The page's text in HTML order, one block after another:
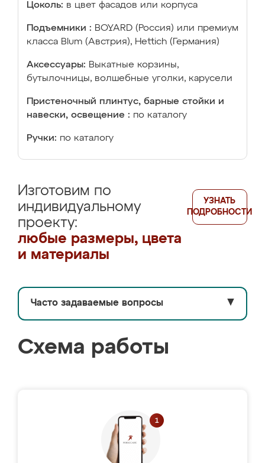
Цоколь: в цвет фасадов или корпуса
Подъемники : BOYARD (Россия) или премиум
класса Blum (Австрия), Hettich (Германия)
Аксессуары: Выкатные корзины,
бутылочницы, волшебные уголки, карусели
Пристеночный плинтус, барные стойки и
навески, освещение : по каталогу
Ручки: по каталогу
Изготовим по
индивидуальному
проекту:
любые размеры, цвета
и материалы
УЗНАТЬ
ПОДРОБНОСТИ
Часто задаваемые вопросы ▼
Схема работы